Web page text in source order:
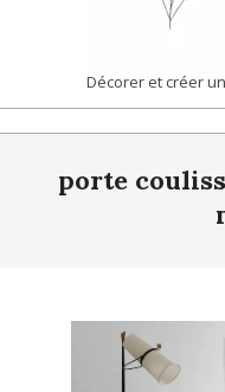
COCON
|
Décorer et créer
Navigationporte